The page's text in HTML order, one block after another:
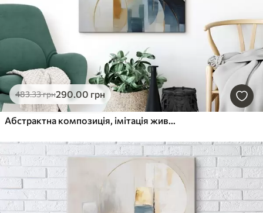
483.33грн290.00 грн
Абстрактна композиція, імітація живопису